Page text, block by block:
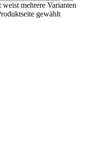
weist mehrere Varianten
gewählt